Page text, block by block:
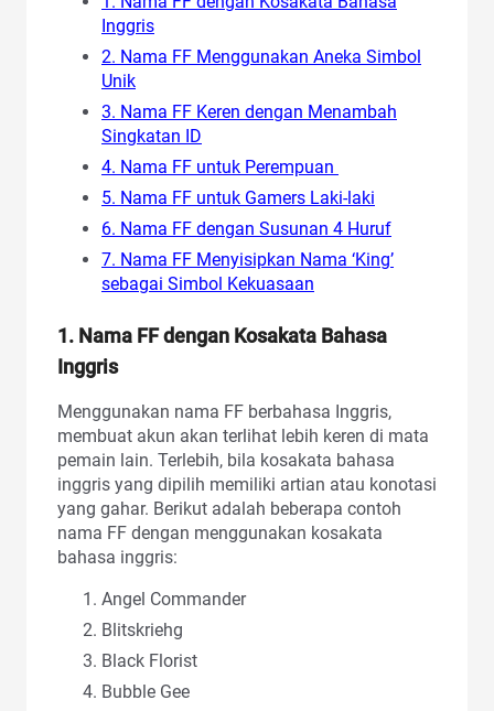
Inggris
2. Nama FF Menggunakan Aneka Simbol
Unik
3. Nama FF Keren dengan Menambah
Singkatan ID
4. Nama FF untuk Perempuan
5. Nama FF untuk Gamers Laki-laki
6. Nama FF dengan Susunan 4 Huruf
7. Nama FF Menyisipkan Nama ‘King’
sebagai Simbol Kekuasaan
1. Nama FF dengan Kosakata Bahasa
Inggris
Menggunakan nama FF berbahasa Inggris,
membuat akun akan terlihat lebih keren di mata
pemain lain. Terlebih, bila kosakata bahasa
inggris yang dipilih memiliki artian atau konotasi
yang gahar. Berikut adalah beberapa contoh
nama FF dengan menggunakan kosakata
bahasa inggris:
Angel Commander
Blitskriehg
Black Florist
Bubble Gee